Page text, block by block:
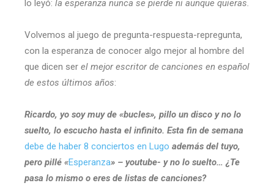
lo leyó: la esperanza nunca se pierde ni aunque quieras.
Volvemos al juego de pregunta-respuesta-repregunta,
con la esperanza de conocer algo mejor al hombre del
que dicen ser el mejor escritor de canciones en español
de estos últimos años:
Ricardo, yo soy muy de «bucles», pillo un disco y no lo
suelto, lo escucho hasta el infinito. Esta fin de semana
debe de haber 8 conciertos en Lugo además del tuyo,
pero pillé «Esperanza» – youtube- y no lo suelto… ¿Te
pasa lo mismo o eres de listas de canciones?